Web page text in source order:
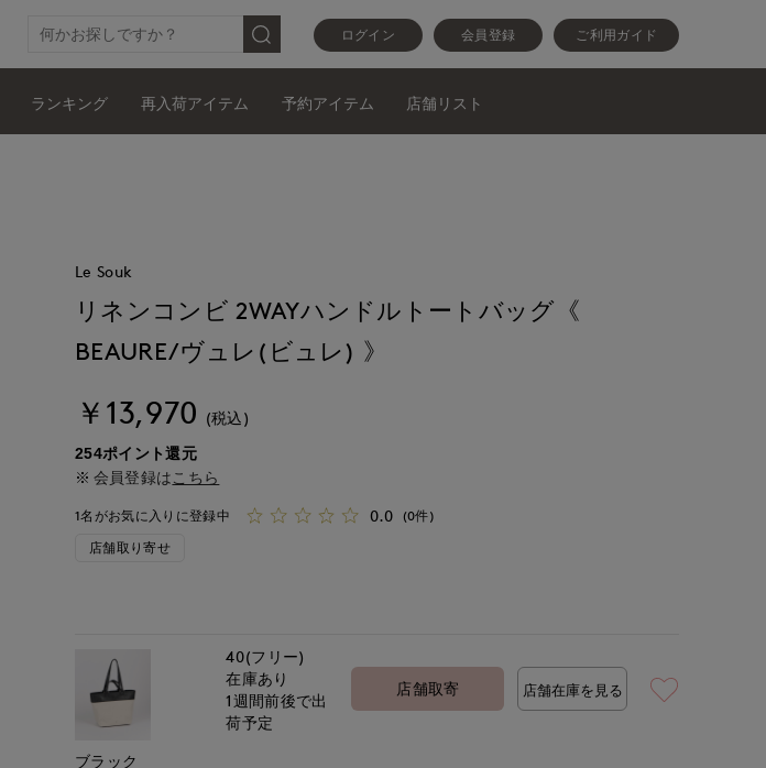
ログイン 会員登録 ご利用ガイド
ランキング 再入荷アイテム 予約アイテム 店舗リスト
Le Souk
リネンコンビ 2WAYハンドルトートバッグ《
BEAURE/ヴュレ(ビュレ) 》
￥13,970 (税込)
254ポイント還元
会員登録は こちら
1名がお気に入りに登録中 0.0
(0件)
店舗取り寄せ
ブラック
40(フリー)
在庫あり
1週間前後で出
荷予定
店舗取寄 店舗在庫を見る